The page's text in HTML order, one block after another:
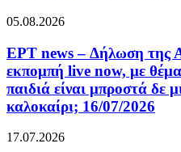
05.08.2026
ΕΡΤ news – Δήλωση της
εκπομπή live now, με
παιδιά είναι μπροστά δε
καλοκαίρι; 16/07/2026
17.07.2026